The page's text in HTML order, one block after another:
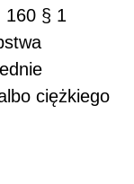
160 § 1
ciężkiego